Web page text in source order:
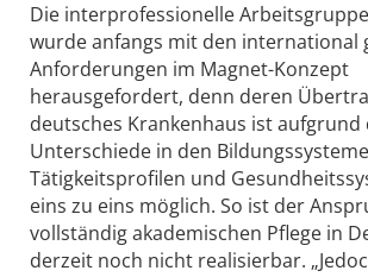
Die interprofessionelle
wurde anfangs mit den international
Anforderungen im Magnet-Konzept
herausgefordert, denn deren
deutsches Krankenhaus ist aufgrund
Unterschiede in den
Tätigkeitsprofilen und
eins zu eins möglich. So ist der
vollständig akademischen Pflege in
derzeit noch nicht realisierbar.